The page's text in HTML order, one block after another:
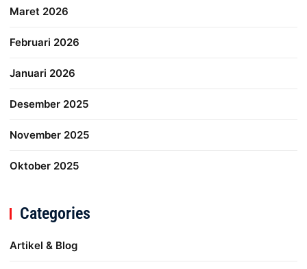
Maret 2026
Februari 2026
Januari 2026
Desember 2025
November 2025
Oktober 2025
Categories
Artikel & Blog